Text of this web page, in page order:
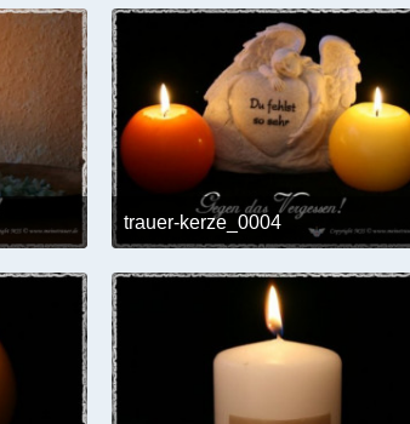
12:02
trauer-kerze_0004
24. Mai 2017 um 12:02